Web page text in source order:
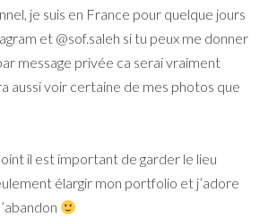
je suis en France pour quelque jours
et @sof.saleh si tu peux me donner
message privée ca serai vraiment
aussi voir certaine de mes photos que
il est important de garder le lieu
élargir mon portfolio et j’adore